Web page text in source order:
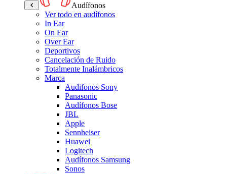
Audífonos
Ver todo en audífonos
In Ear
On Ear
Over Ear
Deportivos
Cancelación de Ruido
Totalmente Inalámbricos
Marca
Audifonos Sony
Panasonic
Audífonos Bose
JBL
Apple
Sennheiser
Huawei
Logitech
Audífonos Samsung
Sonos